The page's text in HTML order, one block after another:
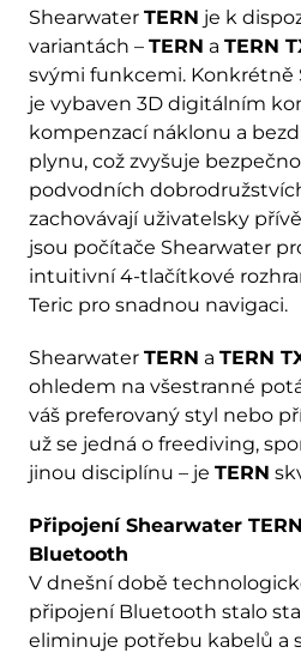
Shearwater TERN je k
variantách – TERN a TERN
svými funkcemi. Konkrétně
je vybaven 3D digitálním
kompenzací náklonu a
plynu, což zvyšuje
podvodních
zachovávají uživatelsky
jsou počítače Shearwater
intuitivní 4-tlačítkové
Teric pro snadnou navigaci.
Shearwater TERN a TERN
ohledem na všestranné
váš preferovaný styl nebo
už se jedná o freediving,
jinou disciplínu – je TERN
Připojení Shearwater
Bluetooth
V dnešní době
připojení Bluetooth stalo
eliminuje potřebu kabelů a